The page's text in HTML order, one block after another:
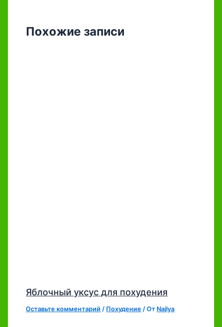
Похожие записи
Яблочный уксус для похудения
Оставьте комментарий / Похудение / От Najlya